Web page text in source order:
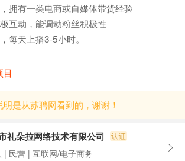
拥有一类电商或自媒体带货经验
互动，能调动粉丝积极性
每天上播3-5小时。
是从苏聘网看到的，谢谢！
礼朵拉网络技术有限公司
| 民营 | 互联网/电子商务